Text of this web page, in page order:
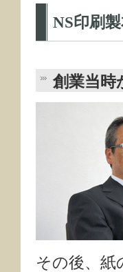
NS印刷
創業当時
その後、紙